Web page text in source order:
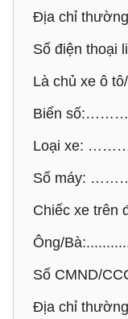
Địa chỉ
Số điện
Là chủ xe ô
Biển
Loại xe:
Số máy:
Chiếc xe trên
Ông/
Số CMND/
Địa chỉ